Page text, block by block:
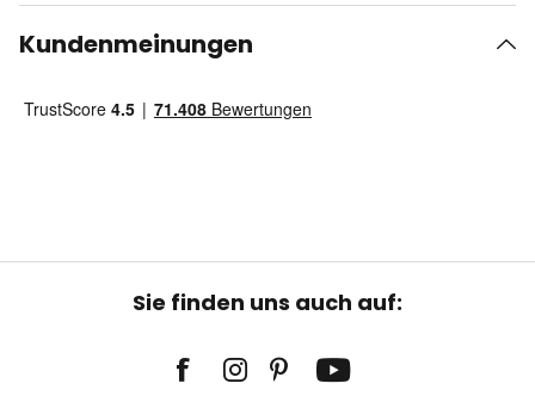
Kundenmeinungen
Sie finden uns auch auf: